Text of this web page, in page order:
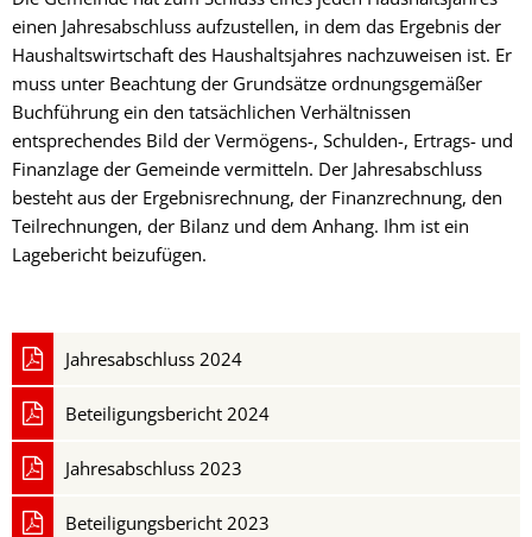
einen Jahresabschluss aufzustellen, in dem das Ergebnis der
Haushaltswirtschaft des Haushaltsjahres nachzuweisen ist. Er
muss unter Beachtung der Grundsätze ordnungsgemäßer
Buchführung ein den tatsächlichen Verhältnissen
entsprechendes Bild der Vermögens-, Schulden-, Ertrags- und
Finanzlage der Gemeinde vermitteln. Der Jahresabschluss
besteht aus der Ergebnisrechnung, der Finanzrechnung, den
Teilrechnungen, der Bilanz und dem Anhang. Ihm ist ein
Lagebericht beizufügen.
Jahresabschluss 2024
Beteiligungsbericht 2024
Jahresabschluss 2023
Beteiligungsbericht 2023